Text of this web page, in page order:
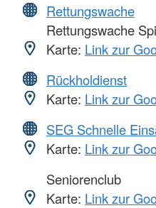
Rettungswache
Rettungswache
Karte: Link zur
Rückholdienst
Karte: Link zur
SEG Schnelle
Karte: Link zur
Seniorenclub
Karte: Link zur